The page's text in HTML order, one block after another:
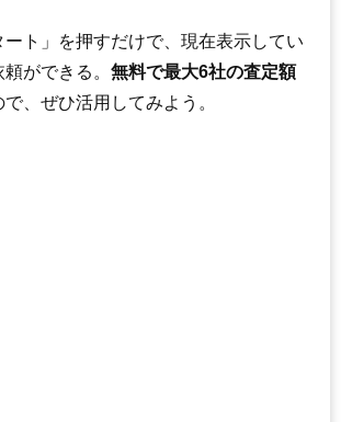
ート」を押すだけで、現在表示してい
ができる。 無料で最大6社の査定額
で、ぜひ活用してみよう。